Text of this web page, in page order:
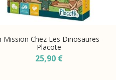
Mission Chez Les Dinosaures -
Placote
25,90 €